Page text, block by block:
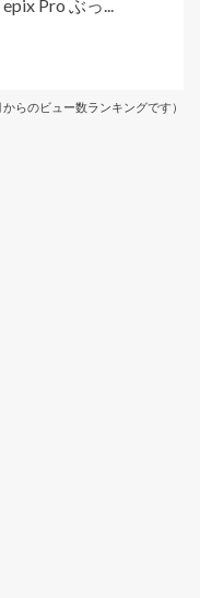
Pro ぶっ...
からのビュー数ランキングです）